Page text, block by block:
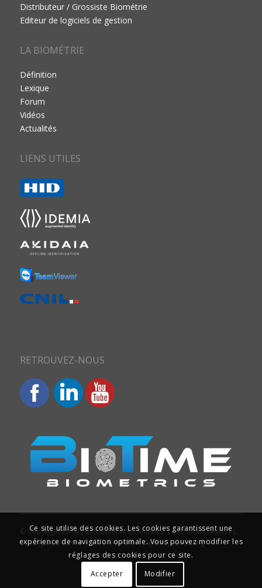
Distributeur / Grossiste Biométrie
Editeur de logiciels de gestion
LA BIOMÉTRIE
Définition
Lexique
Forum
Vidéos
Actualités
LIENS UTILES
RETROUVEZ-NOUS
© Copyright 2014-2026. Biotime Biometrics. Tous droits réservés.
Conception du site et référencement : Iziweb Consulting
Ce site utilise des cookies. Les cookies garantissent une
expérience de navigation optimale. Vous pouvez modifier les
réglages des cookies pour ce site.
Accepter
Modifier